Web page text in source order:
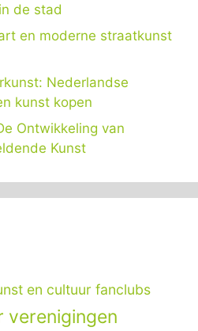
de stad
en moderne straatkunst
Nederlandse
kunst kopen
Ontwikkeling van
Kunst
en cultuur fanclubs
verenigingen